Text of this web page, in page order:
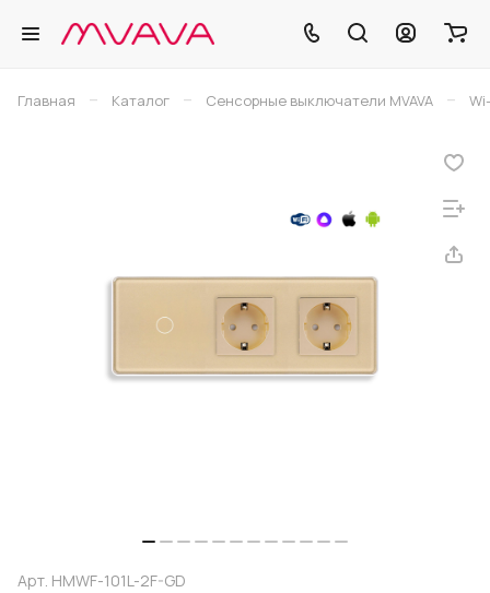
Главная – Каталог – Сенсорные выключатели MVAVA –
Арт. HMWF-101L-2F-GD